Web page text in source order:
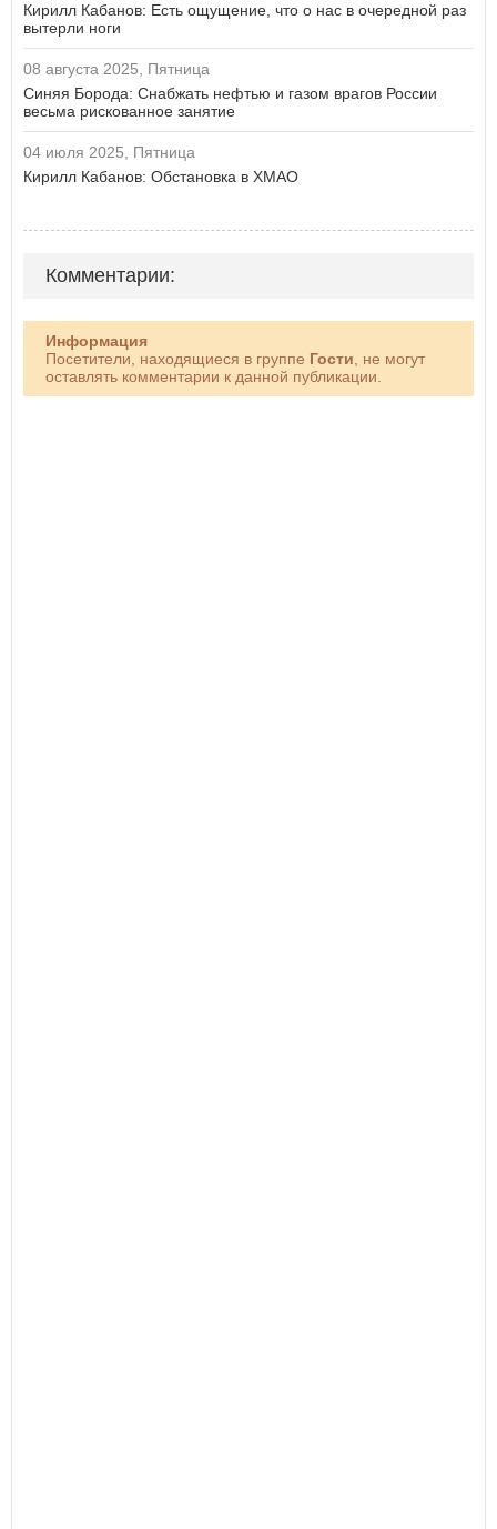
Кирилл Кабанов: Есть ощущение, что о нас в очередной раз
вытерли ноги
08 августа 2025, Пятница
Синяя Борода: Снабжать нефтью и газом врагов России
весьма рискованное занятие
04 июля 2025, Пятница
Кирилл Кабанов: Обстановка в ХМАО
Комментарии:
Информация
Посетители, находящиеся в группе Гости, не могут
оставлять комментарии к данной публикации.